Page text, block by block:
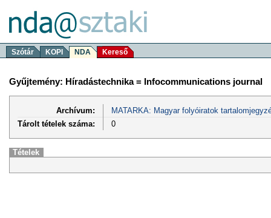
Szótár KOPI NDA Kereső
Gyűjtemény: Híradástechnika = Infocommunications journal
Archívum:
MATARKA: Magyar folyóiratok
Tárolt tételek száma:
0
Tételek